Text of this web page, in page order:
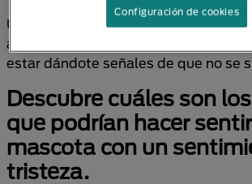
Una buena conexión con tu gato
atento a cómo se comunica contigo,
estar dándote señales de que no se
Descubre cuáles son
que podrían hacer
mascota con un
tristeza.
Configuración de cookies